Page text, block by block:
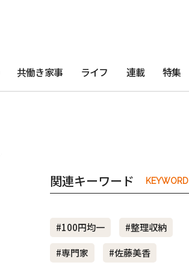
共働き家事 ライフ 連載 特集
関連キーワード KEYWORD
#100円均一
#整理収納
#専門家
#佐藤美香